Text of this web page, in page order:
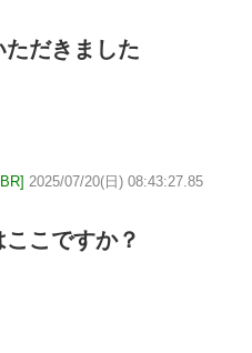
だきました
2025/07/20(日) 08:43:27.85
こですか？